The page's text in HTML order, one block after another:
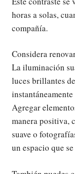
horas a solas,
compañía.
Considera
La iluminación
luces brillantes
Agregar
manera positiva,
suave o
un espacio que